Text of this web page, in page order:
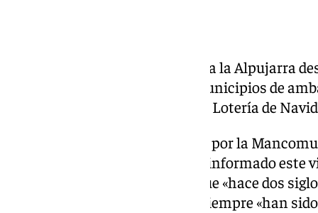
une a toda la Alpujarra
más de 30.000 vecinos de 47 municipios de
jugando al mismo número de la Lotería de
La iniciativa ha sido impulsada por la
, según ha informado
la que ha incidido en que, aunque «hace dos
separados en dos provincias», siempre «han